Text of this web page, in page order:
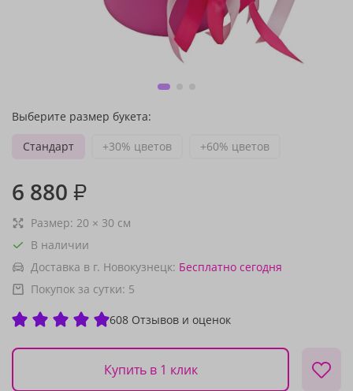
Выберите размер букета:
Стандарт
+30% цветов +60% цветов
6 880 ₽
Размер: 20 × 30 см
В наличии
Доставка в г. Новокузнецк: Бесплатно сегодня
Покупок за сутки: 5
608 Отзывов и оценок
Купить в 1 клик